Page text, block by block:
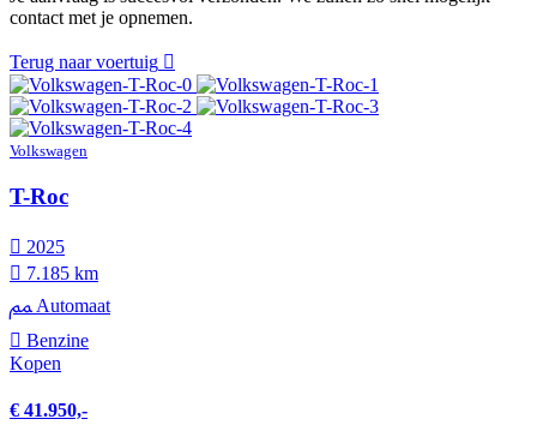
contact met je opnemen.
Terug naar voertuig
Volkswagen
T-Roc
2025
7.185 km
Automaat
Benzine
Kopen
€ 41.950,-